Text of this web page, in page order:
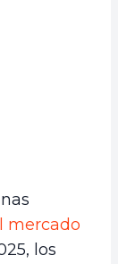
mercado
los